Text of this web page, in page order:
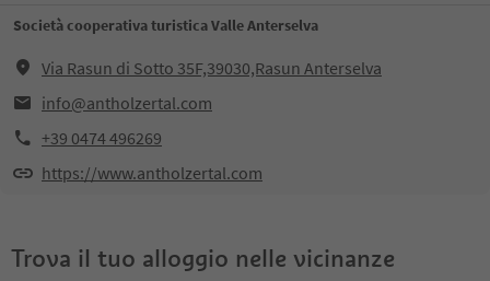
Società cooperativa turistica Valle Anterselva
Via Rasun di Sotto 35F,39030,Rasun Anterselva
info@antholzertal.com
+39 0474 496269
https://www.antholzertal.com
Trova il tuo alloggio nelle vicinanze